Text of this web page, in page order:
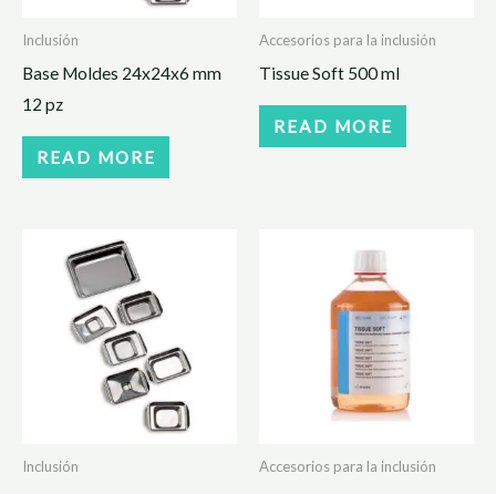
Inclusión
Base Moldes 24x24x6 mm
12 pz
READ MORE
Accesorios para la inclusión
Tissue Soft 500 ml
READ MORE
Inclusión Accesorios para la inclusión